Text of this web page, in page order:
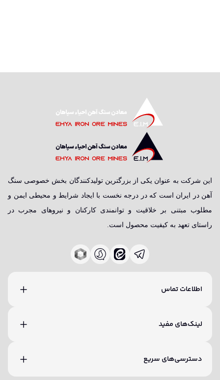
این شرکت به عنوان یکی از بزرگترین تولیدکنندگان بخش خصوصی سنگ
آهن در ایران است که در درجه نخست با ایجاد شرایط و محیطی ایمن و
مطلوب مبتنی بر خلاقیت و توانمندی کارکنان و نیروهای مجرب در
راستای تعهد به کیفیت محصول است.
اطلاعات تماس
لینک‌های مفید
دسترسی‌های سریع